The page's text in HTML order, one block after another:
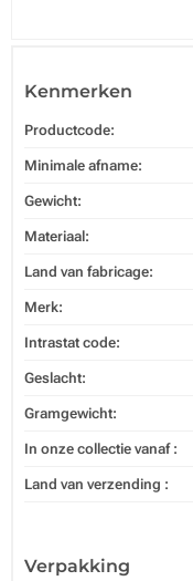
Kenmerken
Productcode:
Minimale afname:
Gewicht:
Materiaal:
Land van fabricage:
Merk:
Intrastat code:
Geslacht:
Gramgewicht:
In onze collectie vanaf :
Land van verzending :
Verpakking